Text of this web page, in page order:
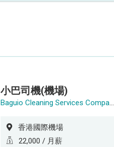
小巴司機(機場)
Baguio Cleaning Services Company Limited
香港國際機場
22,000 / 月薪